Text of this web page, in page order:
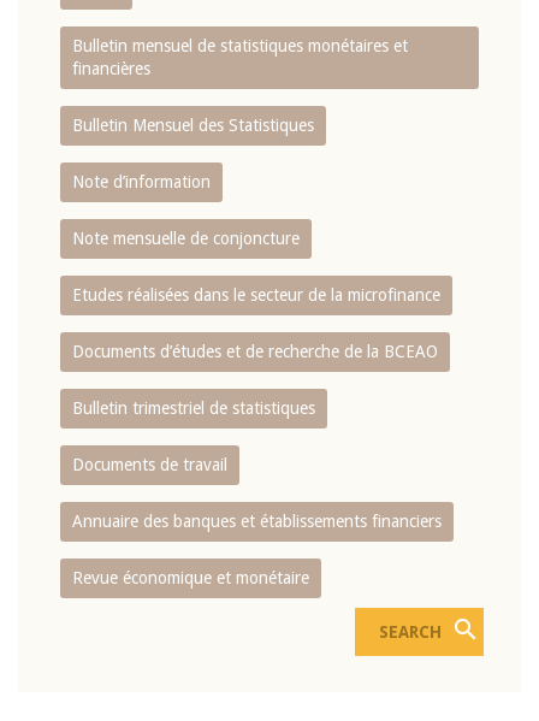
Bulletin mensuel de statistiques monétaires et
financières
Bulletin Mensuel des Statistiques
Note d’information
Note mensuelle de conjoncture
Etudes réalisées dans le secteur de la microfinance
Documents d’études et de recherche de la BCEAO
Bulletin trimestriel de statistiques
Documents de travail
Annuaire des banques et établissements financiers
Revue économique et monétaire